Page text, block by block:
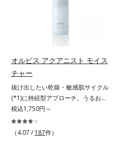
ル）*2 髪の乾燥、乾燥によるパサ
成分がうるおいをキープ。Wの機能
さらに保湿成分配合でうるおい感が
続き、エアコンなどによる乾燥も防
ぎます。*1 トリメチルシロキシケ
イ酸、ジメチコン配合＝汗や水、皮
脂をはじき、メイクくずれを防ぐ成
分*2 オリーブ葉エキス、ゴレンシ
葉エキス、加水分解ヒアルロン酸、
異性化糖配合＝保湿成分【ご使用方
法】2層タイプなので、必ず容器を
よく振ってからお使いください。メ
イクの仕上げに、顔から20cm程度
オルビス アクアニスト モイス
チャー
抜け出したい乾燥・敏感肌サイクル
(*1)に持続型アプローチ。うるおい
を追求した敏感肌用保湿スキンケア
(*2)。うるおいを逃し、刺激を受け
やすい角層の“乾燥敏感スランプ
税込1,750円～
（4.07 / 187件）